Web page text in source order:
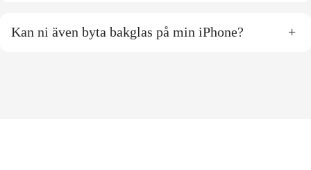
Kan ni även byta bakglas på min iPhone? +